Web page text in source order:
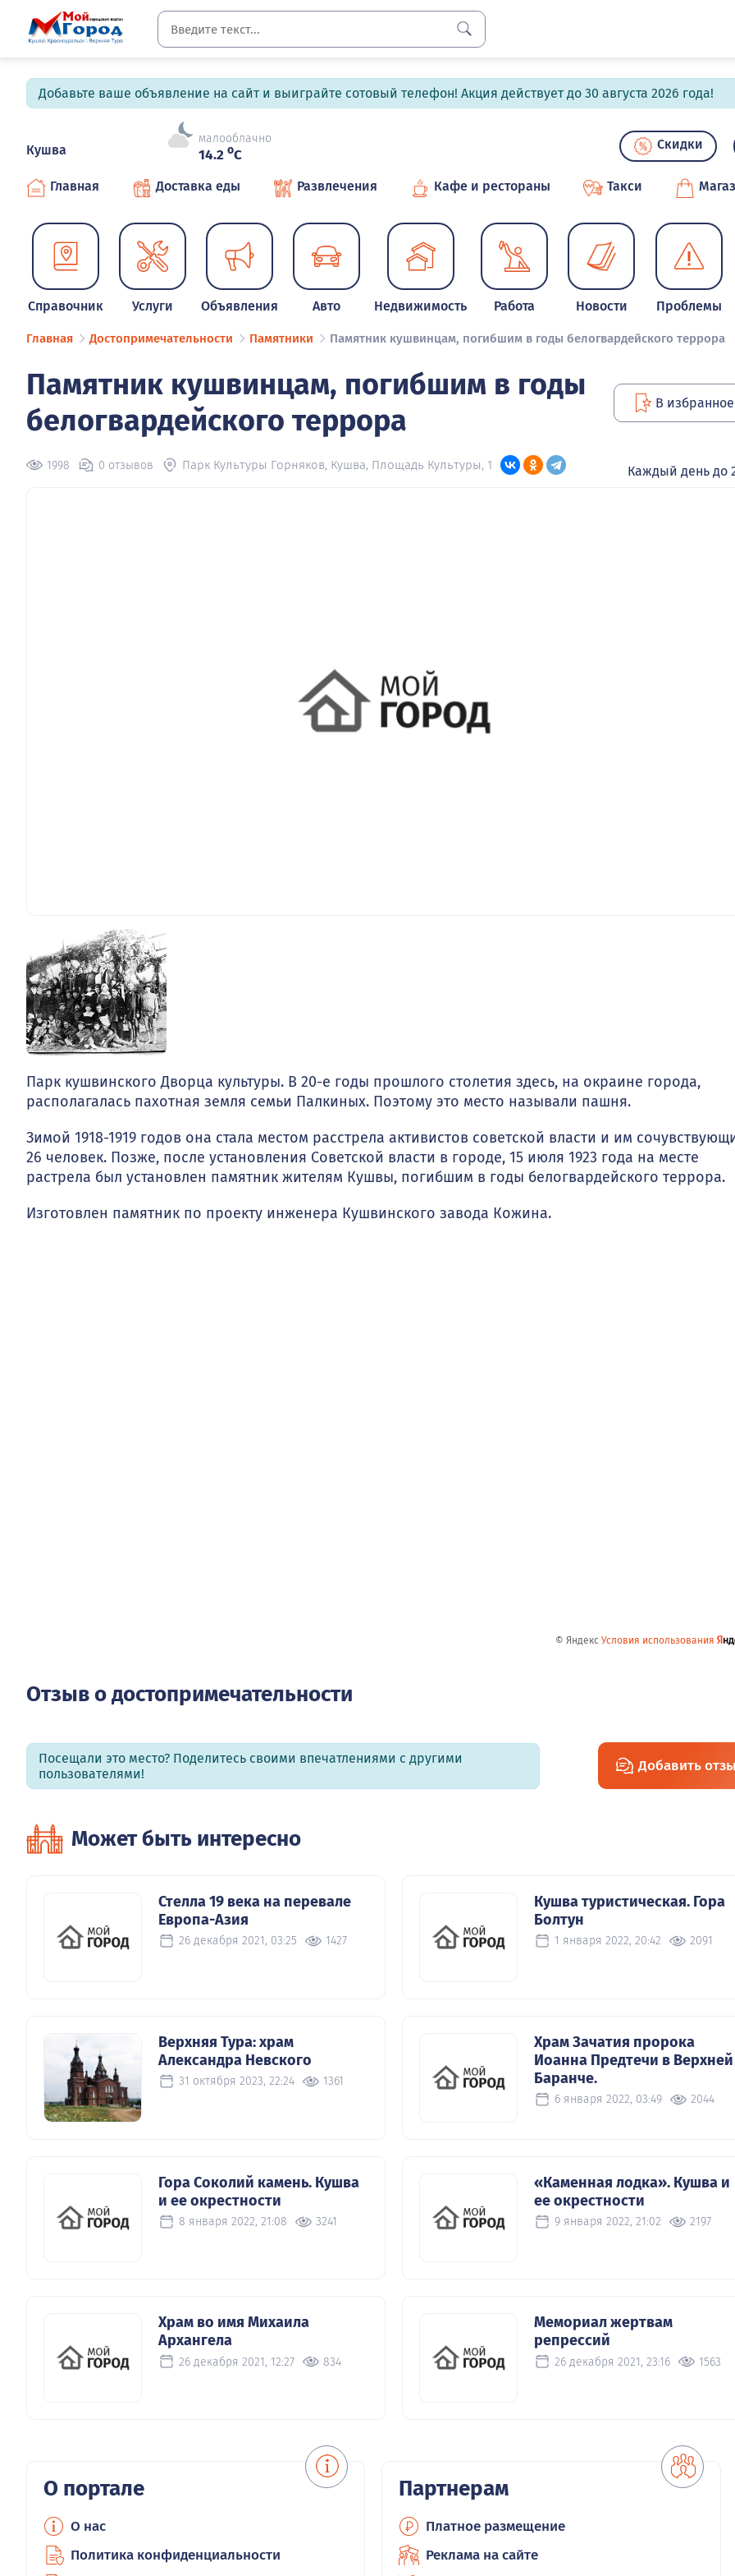
Добавьте ваше объявление на сайт и выиграйте сотовый телефон! Акция действует до 30 августа 2026 года!
Кушва
малооблачно
14.2 oC
Скидки
Главная Доставка еды Развлечения Кафе и рестораны Такси
Справочник Услуги Объявления Авто Недвижимость Работа Новости Проблемы
Главная Достопримечательности Памятники Памятник кушвинцам, погибшим в годы белогвардейского террора
Памятник кушвинцам, погибшим в годы
белогвардейского террора
В избранное
1998 0 отзывов Парк Культуры Горняков, Кушва, Площадь Культуры, 1 Каждый день до
Парк кушвинского Дворца культуры. В 20-е годы прошлого столетия здесь, на окраине города,
располагалась пахотная земля семьи Палкиных. Поэтому это место называли пашня.
Зимой 1918-1919 годов она стала местом расстрела активистов советской власти и им
26 человек. Позже, после установления Советской власти в городе, 15 июля 1923 года на месте
растрела был установлен памятник жителям Кушвы, погибшим в годы белогвардейского террора.
Изготовлен памятник по проекту инженера Кушвинского завода Кожина.
© Яндекс Условия использования
Отзыв о достопримечательности
Посещали это место? Поделитесь своими впечатлениями с другими
пользователями!
Добавить
Может быть интересно
Стелла 19 века на перевале
Европа-Азия
26 декабря 2021, 03:25 1427
Кушва туристическая. Гора
Болтун
1 января 2022, 20:42 2091
Верхняя Тура: храм
Александра Невского
31 октября 2023, 22:24 1361
Храм Зачатия пророка
Иоанна Предтечи в Верхней
Баранче.
6 января 2022, 03:49 2044
Гора Соколий камень. Кушва
и ее окрестности
8 января 2022, 21:08 3241
«Каменная лодка». Кушва и
ее окрестности
9 января 2022, 21:02 2197
Храм во имя Михаила
Архангела
26 декабря 2021, 12:27 834
Мемориал жертвам
репрессий
26 декабря 2021, 23:16 1563
О портале
О нас
Политика конфиденциальности
Партнерам
Платное размещение
Реклама на сайте